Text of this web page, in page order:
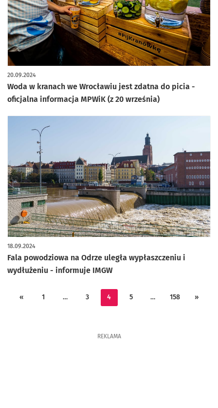
Woda w kranach we Wrocławiu jest zdatna do picia -
oficjalna informacja MPWiK (z 20 września)
20.09.2024
Fala powodziowa na Odrze uległa wypłaszczeniu i
wydłużeniu - informuje IMGW
18.09.2024
« 1 … 3 4 5 … 158 »
REKLAMA